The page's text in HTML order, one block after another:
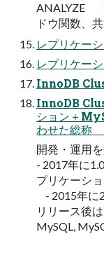
ANALYZE
ドウ関数、
レプリケ
レプリケ
InnoDB
InnoDB
ション＋
わせた総
開発・運用
- 2017年に
プリケーシ
- 2015年に
リリース後
MySQL,